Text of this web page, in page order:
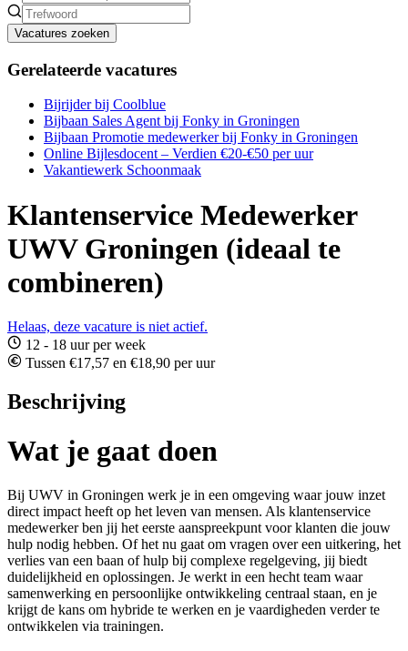
Vacatures zoeken
Gerelateerde vacatures
Bijrijder bij Coolblue
Bijbaan Sales Agent bij Fonky in Groningen
Bijbaan Promotie medewerker bij Fonky in Groningen
Online Bijlesdocent – Verdien €20-€50 per uur
Vakantiewerk Schoonmaak
Klantenservice Medewerker
UWV Groningen (ideaal te
combineren)
Helaas, deze vacature is niet actief.
12 - 18 uur per week
Tussen €17,57 en €18,90 per uur
Beschrijving
Wat je gaat doen
Bij UWV in Groningen werk je in een omgeving waar jouw inzet
direct impact heeft op het leven van mensen. Als klantenservice
medewerker ben jij het eerste aanspreekpunt voor klanten die jouw
hulp nodig hebben. Of het nu gaat om vragen over een uitkering, het
verlies van een baan of hulp bij complexe regelgeving, jij biedt
duidelijkheid en oplossingen. Je werkt in een hecht team waar
samenwerking en persoonlijke ontwikkeling centraal staan, en je
krijgt de kans om hybride te werken en je vaardigheden verder te
ontwikkelen via trainingen.